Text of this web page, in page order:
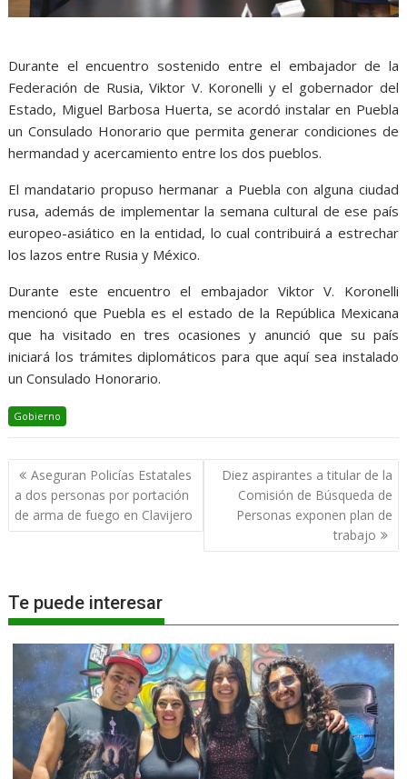
Durante el encuentro sostenido entre el embajador de la
Federación de Rusia, Viktor V. Koronelli y el gobernador del
Estado, Miguel Barbosa Huerta, se acordó instalar en Puebla
un Consulado Honorario que permita generar condiciones de
hermandad y acercamiento entre los dos pueblos.
El mandatario propuso hermanar a Puebla con alguna ciudad
rusa, además de implementar la semana cultural de ese país
europeo-asiático en la entidad, lo cual contribuirá a estrechar
los lazos entre Rusia y México.
Durante este encuentro el embajador Viktor V. Koronelli
mencionó que Puebla es el estado de la República Mexicana
que ha visitado en tres ocasiones y anunció que su país
iniciará los trámites diplomáticos para que aquí sea instalado
un Consulado Honorario.
Gobierno
Navegación
de
entradas
Aseguran Policías Estatales
a dos personas por portación
de arma de fuego en Clavijero
Diez aspirantes a titular de la
Comisión de Búsqueda de
Personas exponen plan de
trabajo
Te puede interesar